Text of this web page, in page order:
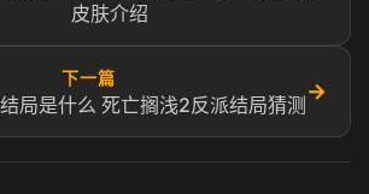
皮肤介绍
下一篇
局是什么 死亡搁浅2反派结局猜测
→